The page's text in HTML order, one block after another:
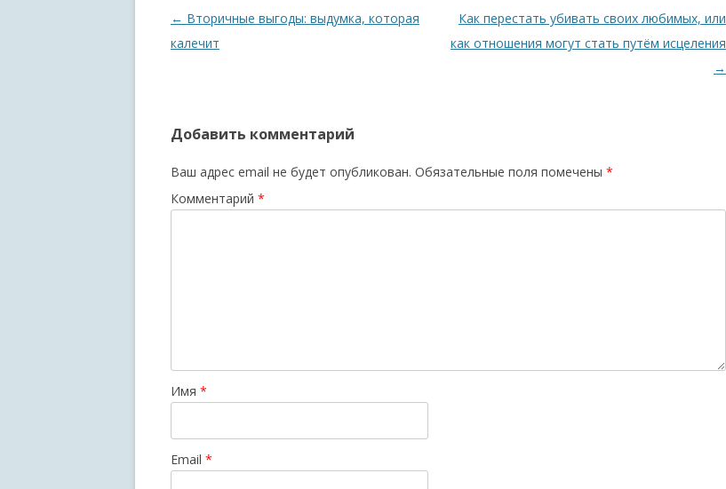
Навигация по записям
← Вторичные выгоды: выдумка, которая
калечит
Как перестать убивать своих любимых, или
как отношения могут стать путём исцеления
→
Добавить комментарий
Ваш адрес email не будет опубликован. Обязательные поля помечены *
Комментарий *
Имя *
Email *